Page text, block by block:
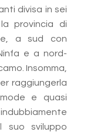
divisa in sei
provincia di
a sud con
e a nord-
Insomma,
raggiungerla
e quasi
suo sviluppo